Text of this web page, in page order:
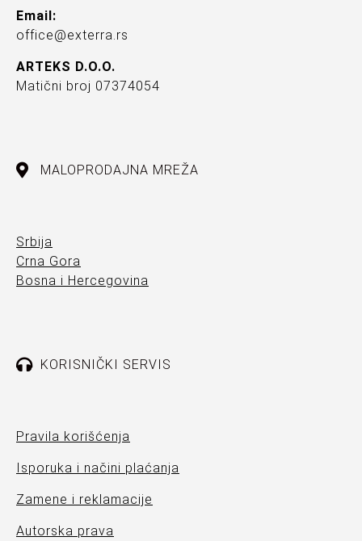
Email:
office@exterra.rs
ARTEKS D.O.O.
Matični broj 07374054
MALOPRODAJNA MREŽA
Srbija
Crna Gora
Bosna i Hercegovina
KORISNIČKI SERVIS
Pravila korišćenja
Isporuka i načini plaćanja
Zamene i reklamacije
Autorska prava